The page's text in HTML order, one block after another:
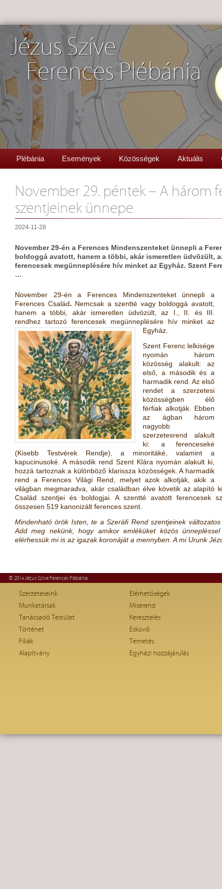
Jézus Szíve
Ferences Plébánia
Plébánia Események Közösségek Aktuális
November 29. péntek – A három
szentjeinek ünnepe
2024-11-28
November 29-én a Ferences Mindenszenteket ünnepli a
boldoggá avatott, hanem a többi, akár ismeretlen üdvözült,
ferencesek megünneplésére hív minket az Egyház. Szent
…
November 29-én a Ferences Mindenszenteket ünnepli a
Ferences Család. Nemcsak a szentté vagy boldoggá avatott,
hanem a többi, akár ismeretlen üdvözült, az I., II. és III.
rendhez tartozó ferencesek megünneplésére hív minket az
Egyház.
Szent Ferenc lelkisége
nyomán három
közösség alakult: az
első, a második és a
harmadik rend. Az első
rendet a szerzetesi
közösségben élő
férfiak alkotják. Ebben
az ágban három
nagyobb
szerzetesrend alakult
ki: a ferenceseké
(Kisebb Testvérek Rendje), a minoritáké, valamint a
kapucinusoké. A második rend Szent Klára nyomán alakult ki,
hozzá tartoznak a különböző klarissza közösségek. A harmadik
rend a Ferences Világi Rend, melyet azok alkotják, akik a
világban megmaradva, akár családban élve követik az alapító
Család szentjei és boldogjai.A szentté avatott ferencesek
összesen 519 kanonizált ferences szent.
Mindenható örök Isten, te a Szeráfi Rend szentjeinek
Add meg nekünk, hogy amikor emléküket közös
elérhessük mi is az igazak koronáját a mennyben. A mi Urunk
© 2014 Jézus Szíve Ferences Plébánia
Szerzeteseink
Munkatársak
Tanácsadó Testület
Történet
Fíliák
Alapítvány
Elérhetőségek
Miserend
Keresztelés
Esküvő
Temetés
Egyházi hozzájárulás